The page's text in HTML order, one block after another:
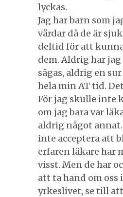
lyckas.
Jag har barn som
vårdar då de är
deltid för att
dem. Aldrig har
sägas, aldrig en
hela min AT tid.
För jag skulle inte
om jag bara var
aldrig något
inte acceptera att
erfaren läkare har
visst. Men de har
att ta hand om oss
yrkeslivet, se till